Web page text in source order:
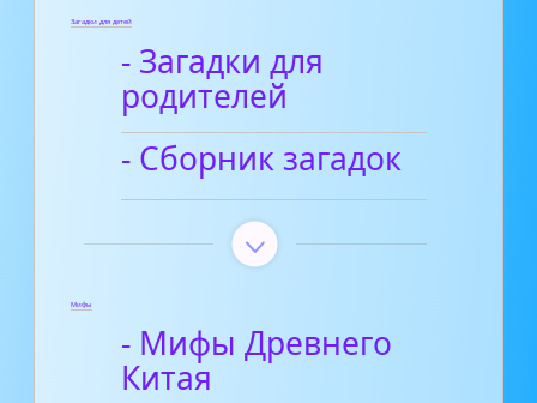
Загадки для детей
- Загадки для
родителей
- Сборник загадок
Мифы
- Мифы Древнего
Китая